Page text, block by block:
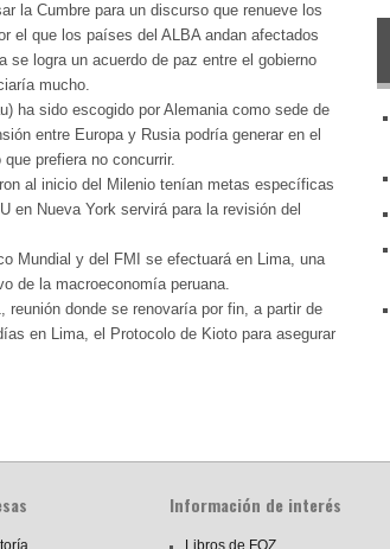
la Cumbre para un discurso que renueve los
el que los países del ALBA andan afectados
se logra un acuerdo de paz entre el gobierno
mucho.
ha sido escogido por Alemania como sede de
entre Europa y Rusia podría generar en el
prefiera no concurrir.
al inicio del Milenio tenían metas específicas
en Nueva York servirá para la revisión del
Mundial y del FMI se efectuará en Lima, una
de la macroeconomía peruana.
donde se renovaría por fin, a partir de
en Lima, el Protocolo de Kioto para asegurar
Información de interés
Libros de FOZ